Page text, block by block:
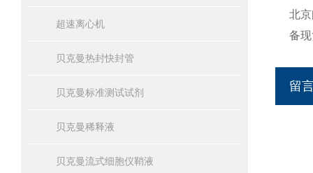
超速离心机
贝克曼热封快封管
贝克曼标准测试试剂
贝克曼稀释液
贝克曼流式细胞仪鞘液
北
备
留